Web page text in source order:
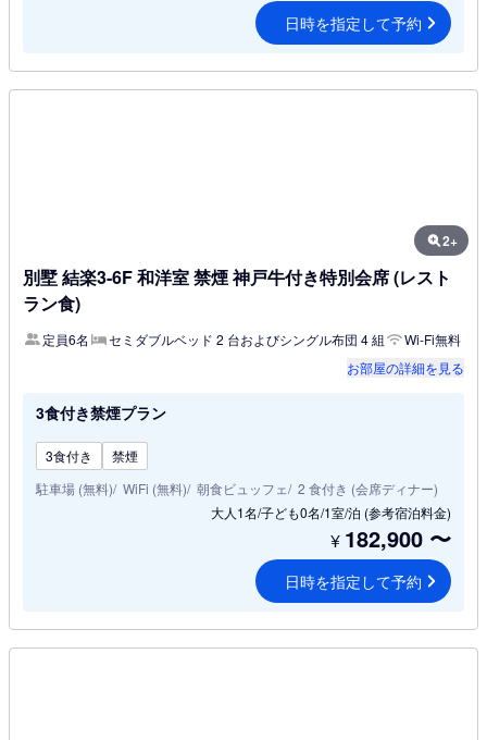
日時を指定して予約
2+
別墅 結楽3-6F 和洋室 禁煙 神戸牛付き特別会席 (レスト
ラン食)
定員6名 セミダブルベッド 2 台およびシングル布団 4 組
Wi-Fi無料
お部屋の詳細を見る
3食付き禁煙プラン
3食付き
禁煙
駐車場 (無料) WiFi (無料) 朝食ビュッフェ
2 食付き (会席ディナー)
大人1名/子ども0名/1室/泊 (参考宿泊料金)
¥ 182,900 〜
日時を指定して予約